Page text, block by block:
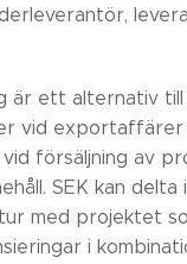
är ett alternativ till
vid
försäljning av
SEK kan delta
med projektet
i